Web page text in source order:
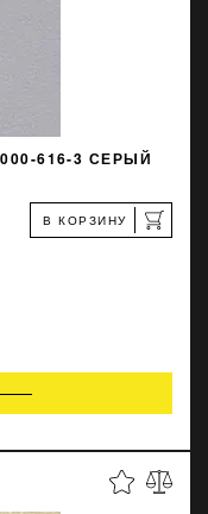
616-3 СЕРЫЙ
В КОРЗИНУ